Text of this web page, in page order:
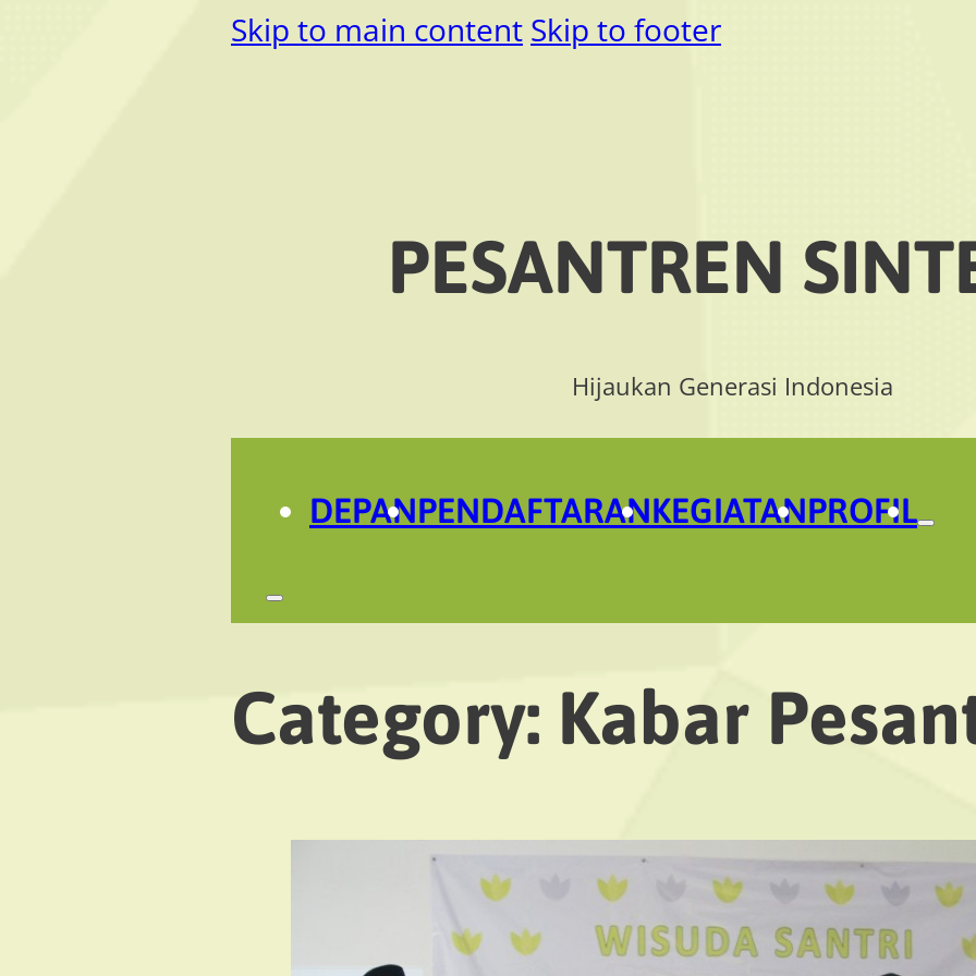
Skip to main content Skip to footer
PESANTREN
Hijaukan Generasi Indonesia
DEPANPENDAFTARANKEGIATANPROFIL
Category: Kabar